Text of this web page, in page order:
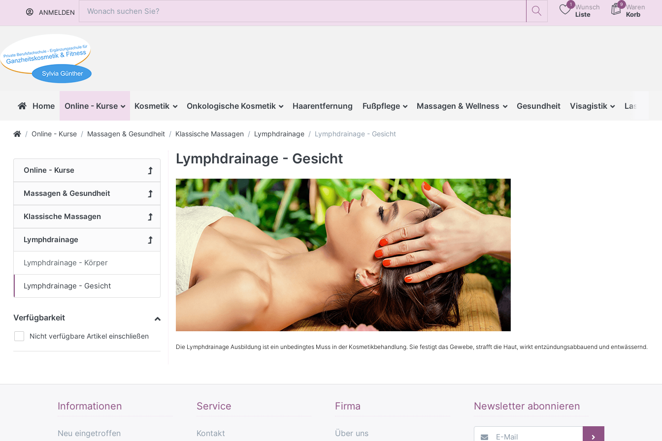
ANMELDEN
1
Wunsch
Liste
9
Waren
Korb
Home Online - Kurse Kosmetik Onkologische Kosmetik Haarentfernung Fußpflege Massagen & Wellness Gesundheit Visagistik Lash &
Online - Kurse Massagen & Gesundheit Klassische Massagen Lymphdrainage Lymphdrainage - Gesicht
Online - Kurse
Massagen & Gesundheit
Klassische Massagen
Lymphdrainage
Lymphdrainage - Körper
Lymphdrainage - Gesicht
Verfügbarkeit
Nicht verfügbare Artikel einschließen
Lymphdrainage - Gesicht
Die Lymphdrainage Ausbildung ist ein unbedingtes Muss in der Kosmetikbehandlung. Sie festigt das Gewebe, strafft die Haut, wirkt entzündungsabbauend und entwässernd.
Informationen
Neu eingetroffen
Service
Kontakt
Firma
Über uns
Newsletter abonnieren